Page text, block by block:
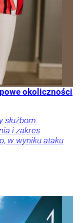
okoliczności
służbom.
i zakres
w wyniku ataku